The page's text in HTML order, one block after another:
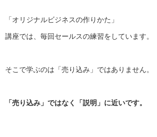
「オリジナルビジネスの作りかた」
講座では、毎回セールスの練習をしています。
そこで学ぶのは「売り込み」ではありません。
「売り込み」ではなく「説明」に近いです。